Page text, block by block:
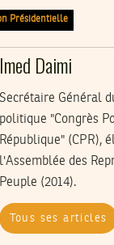
Présidentielle
Imed Daimi
Secrétaire Général
politique "Congrès
République" (CPR),
l'Assemblée des
Peuple (2014).
Tous ses articles